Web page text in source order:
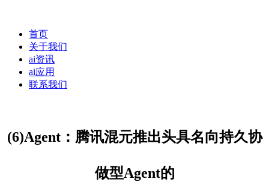
首页
关于我们
ai资讯
ai应用
联系我们
(6)Agent：腾讯混元推出头具名向持久协
做型Agent的